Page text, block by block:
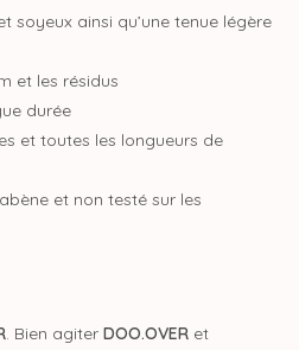
soyeux ainsi qu’une tenue légère
et les résidus
durée
et toutes les longueurs de
et non testé sur les
. Bien agiterDOO.OVER et